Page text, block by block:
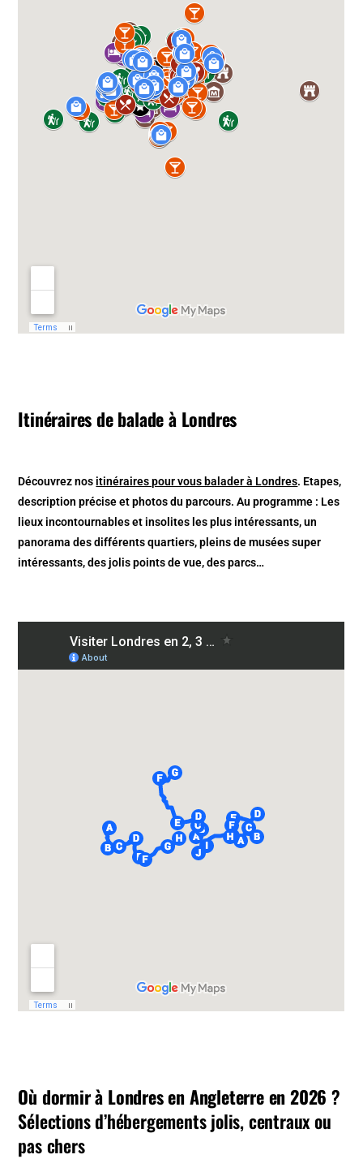
Itinéraires de balade à Londres
Découvrez nos itinéraires pour vous balader à Londres. Etapes,
description précise et photos du parcours. Au programme : Les
lieux incontournables et insolites les plus intéressants, un
panorama des différents quartiers, pleins de musées super
intéressants, des jolis points de vue, des parcs…
Où dormir à Londres en Angleterre en 2026?
Sélections d’hébergements jolis, centraux ou
pas chers